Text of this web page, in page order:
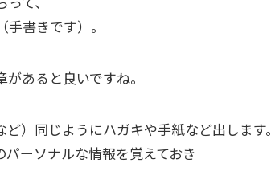
書きです）。
あると良いですね。
）同じようにハガキや手紙など出します。
ーソナルな情報を覚えておき